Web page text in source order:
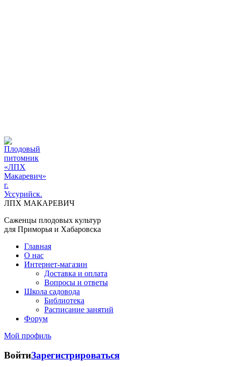
ЛПХ МАКАРЕВИЧ
Саженцы плодовых культур
для Приморья и Хабаровска
Главная
О нас
Интернет-магазин
Доставка и оплата
Вопросы и ответы
Школа садовода
Библиотека
Расписание занятий
Форум
Мой профиль
ВойтиЗарегистрироваться